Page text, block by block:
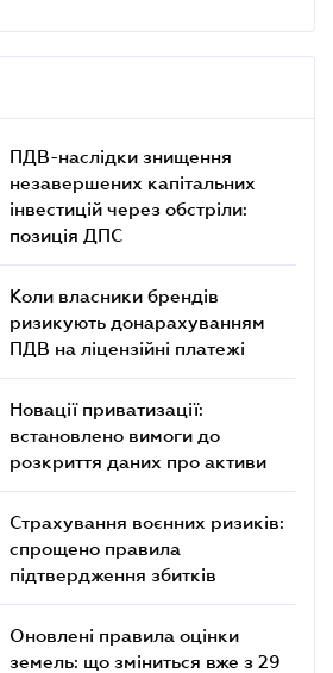
ПДВ-наслідки знищення
незавершених капітальних
інвестицій через обстріли:
позиція ДПС
Коли власники брендів
ризикують донарахуванням
ПДВ на ліцензійні платежі
Новації приватизації:
встановлено вимоги до
розкриття даних про активи
Страхування воєнних ризиків:
спрощено правила
підтвердження збитків
Оновлені правила оцінки
земель: що зміниться вже з 29